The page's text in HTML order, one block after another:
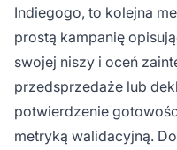
Indiegogo, to kolejna
prostą kampanię
swojej niszy i oceń
przedsprzedaże lub
potwierdzenie
metryką walidacyjną.